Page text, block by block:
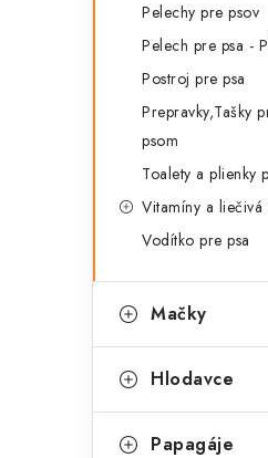
Pelechy pre psov
Pelech pre psa -
Postroj pre psa
Prepravky,Tašky
psom
Toalety a plienky
Vitamíny a liečivá
Vodítko pre psa
Mačky
Hlodavce
Papagáje